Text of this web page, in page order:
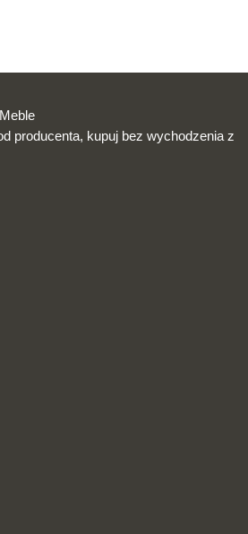
producenta, kupuj bez wychodzenia z